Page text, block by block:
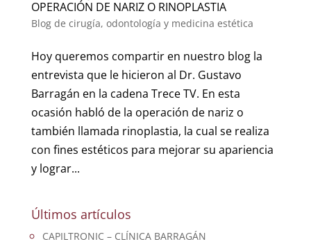
OPERACIÓN DE NARIZ O RINOPLASTIA
Blog de cirugía, odontología y medicina estética
Hoy queremos compartir en nuestro blog la
entrevista que le hicieron al Dr. Gustavo
Barragán en la cadena Trece TV. En esta
ocasión habló de la operación de nariz o
también llamada rinoplastia, la cual se realiza
con fines estéticos para mejorar su apariencia
y lograr...
Últimos artículos
CAPILTRONIC – CLÍNICA BARRAGÁN